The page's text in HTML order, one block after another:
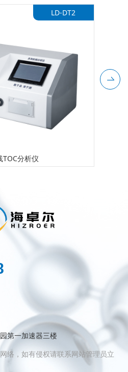
TOC分析仪
LD-DT2
第一加速器三楼
络，如有侵权请联系网站管理员立